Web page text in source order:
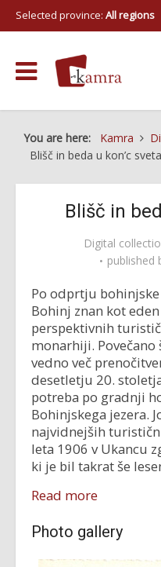
Selected province: All regions
You are here: Kamra
Blišč in beda u kon’c sveta
Blišč in
Digital
published
Po odprtju
Bohinj znan kot
perspektivnih
monarhiji. Povečano
vedno več
desetletju 20.
potreba po gradnji
Bohinjskega jezera.
najvidnejših
leta 1906 v Ukancu
ki je bil takrat še
Read more
Photo gallery